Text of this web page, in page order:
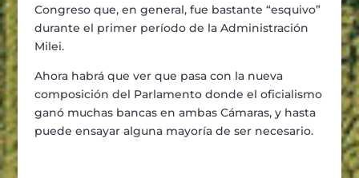
Congreso que, en general, fue bastante “esquivo”
durante el primer período de la Administración
Milei.
Ahora habrá que ver que pasa con la nueva
composición del Parlamento donde el oficialismo
ganó muchas bancas en ambas Cámaras, y hasta
puede ensayar alguna mayoría de ser necesario.